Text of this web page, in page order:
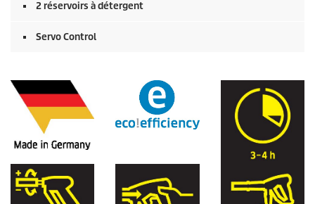
2 réservoirs à détergent
Servo Control